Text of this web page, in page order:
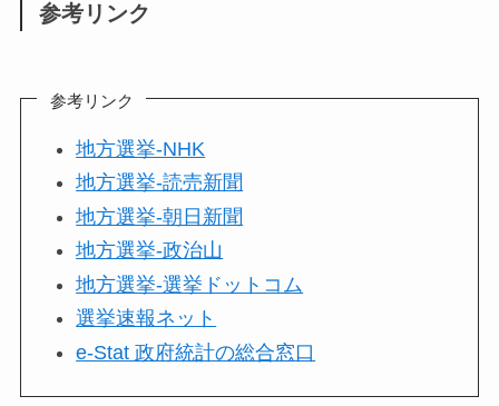
参考リンク
参考リンク
地方選挙-NHK
地方選挙-読売新聞
地方選挙-朝日新聞
地方選挙-政治山
地方選挙-選挙ドットコム
選挙速報ネット
e-Stat 政府統計の総合窓口